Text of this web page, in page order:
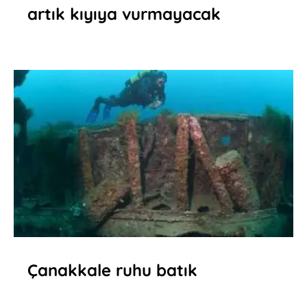
artık kıyıya vurmayacak
Çanakkale ruhu batık